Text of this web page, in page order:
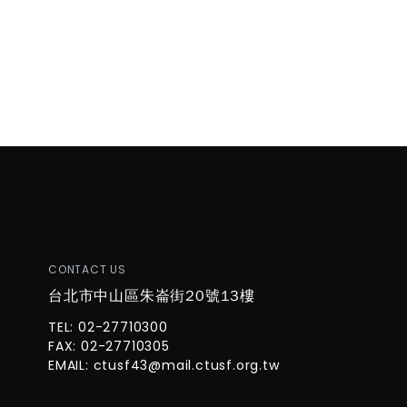
CONTACT US
台北市中山區朱崙街20號13樓
TEL: 02-27710300
FAX: 02-27710305
EMAIL: ctusf43@mail.ctusf.org.tw